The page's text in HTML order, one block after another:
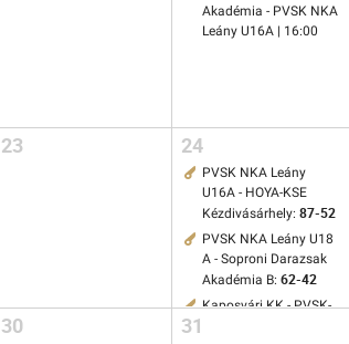
Akadémia - PVSK NKA
Leány U16A | 16:00
23 24
PVSK NKA Leány
U16A - HOYA-KSE
Kézdivásárhely: 87-52
PVSK NKA Leány U18
A - Soproni Darazsak
Akadémia B: 62-42
Kaposvári KK - PVSK-
30 31